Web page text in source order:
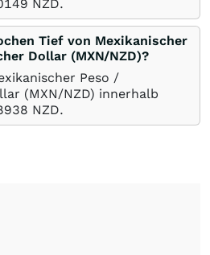
NZD.
Tief von Mexikanischer
Dollar (MXN/NZD)?
Peso /
(MXN/NZD) innerhalb
NZD.